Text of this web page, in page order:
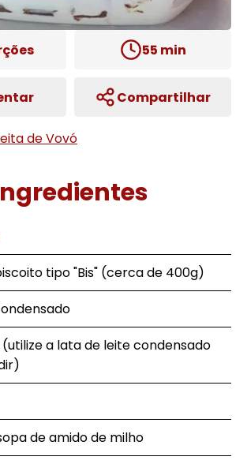
55 min
Compartilhar
de Vovó
tipo "Bis" (cerca de 400g)
a lata de leite condensado
de amido de milho